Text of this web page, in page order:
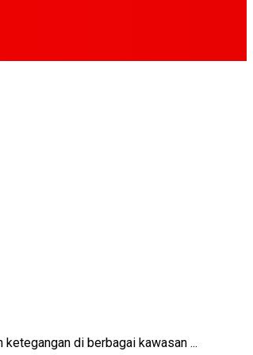
di berbagai kawasan ...